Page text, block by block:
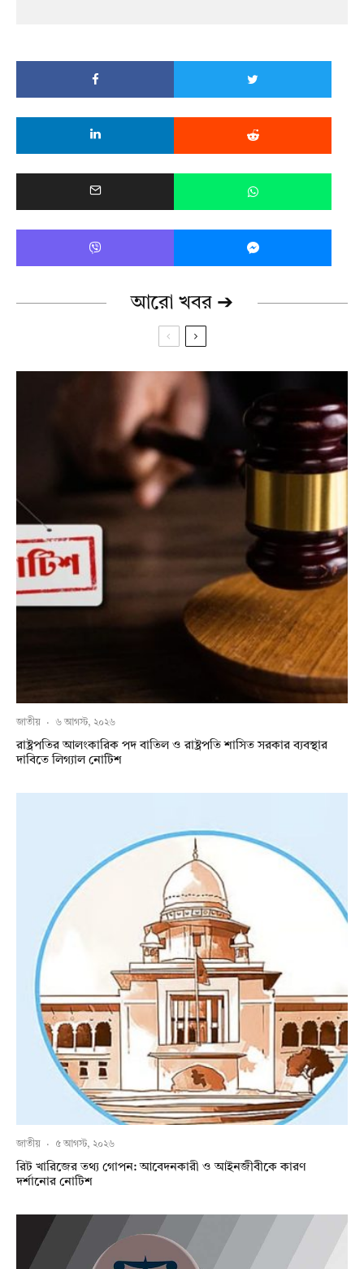
আরো খবর ➔
জাতীয় · ৬ আগস্ট, ২০২৬
রাষ্ট্রপতির আলংকারিক পদ বাতিল ও রাষ্ট্রপতি শাসিত সরকার ব্যবস্থার
দাবিতে লিগ্যাল নোটিশ
জাতীয় · ৫ আগস্ট, ২০২৬
রিট খারিজের তথ্য গোপন: আবেদনকারী ও আইনজীবীকে কারণ
দর্শানোর নোটিশ